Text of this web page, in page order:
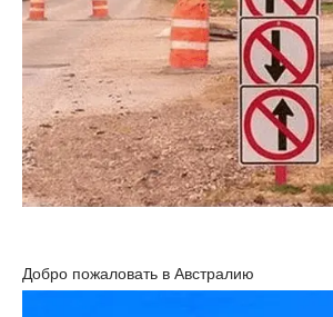
Добро пожаловать в Австралию